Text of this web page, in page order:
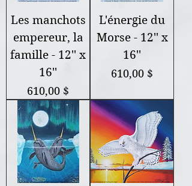
Les manchots
empereur, la
famille - 12'' x
16''
Prix
610,00 $
L'énergie du
Morse - 12'' x
16''
Prix
610,00 $